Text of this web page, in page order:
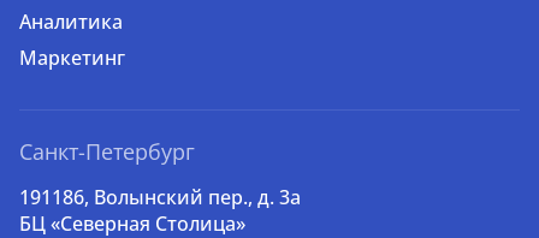
Аналитика
Маркетинг
Санкт-Петербург
191186, Волынский пер., д. 3a
БЦ «Северная Столица»